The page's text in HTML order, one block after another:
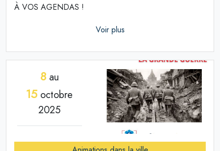
À VOS AGENDAS !
Voir plus
8au
15 octobre
2025